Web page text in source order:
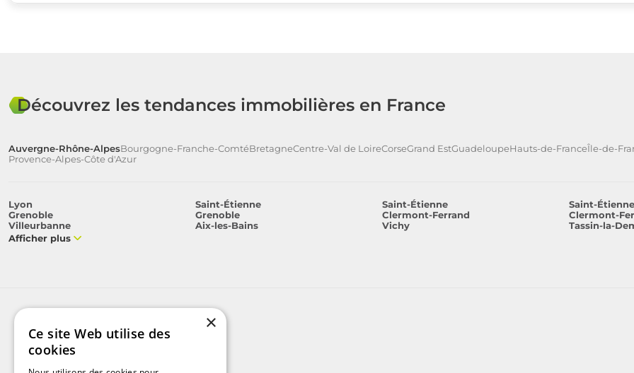
Découvrez les tendances immobilières en France
Auvergne-Rhône-AlpesBourgogne-Franche-ComtéBretagneCentre-Val de LoireCorseGrand EstGuadeloupeHauts-de-FranceÎle-de-
Provence-Alpes-Côte d'Azur
Lyon Saint-Étienne Saint-Étienne
Saint-
Grenoble
Grenoble Clermont-Ferrand
Clermont-
Villeurbanne
Aix-les-Bains Vichy
Tassin-la-
Afficher plus
×
Ce site Web utilise des
cookies